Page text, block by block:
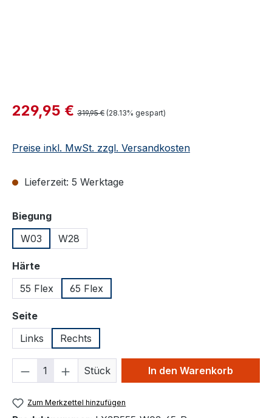
Verkaufspreis:
229,95 € Regulärer Preis:
319,95 € (28.13% gespart)
Preise inkl. MwSt. zzgl. Versandkosten
Lieferzeit: 5 Werktage
Biegungauswählen
W03
W28
Härteauswählen
55 Flex
65 Flex
Seiteauswählen
Links
Rechts
Produkt Anzahl: Gib den
Stück In den Warenkorb
Zum Merkzettel hinzufügen